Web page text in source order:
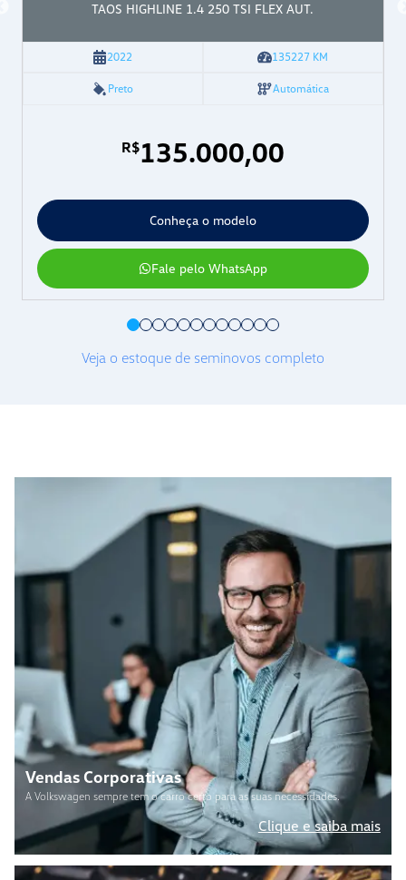
TAOS HIGHLINE 1.4 250 TSI FLEX AUT.
2022 135227 KM
Preto Automática
R$135.000,00
Conheça o modelo
Fale pelo WhatsApp
Veja o estoque de seminovos completo
Vendas Corporativas
A Volkswagen sempre tem o carro certo para as suas necessidades.
Clique e saiba mais